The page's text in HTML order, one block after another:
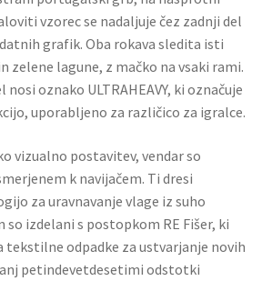
vzorec se nadaljuje čez zadnji del
grafik. Oba rokava sledita isti
zelene lagune, z mačko na vsaki rami.
oznako ULTRAHEAVY, ki označuje
uporabljeno za različico za igralce.
vizualno postavitev, vendar so
k navijačem. Ti dresi
za uravnavanje vlage iz suho
izdelani s postopkom RE Fišer, ki
tekstilne odpadke za ustvarjanje novih
petindevetdesetimi odstotki